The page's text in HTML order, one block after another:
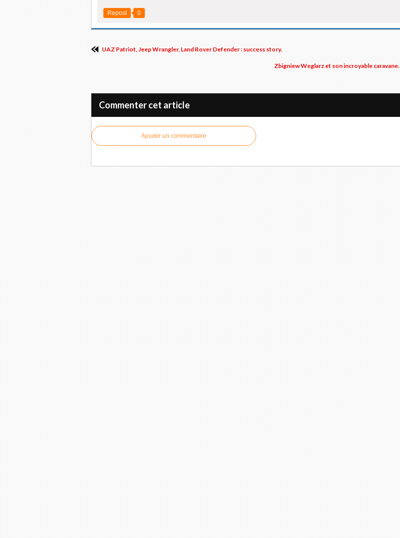
Repost 0
UAZ Patriot, Jeep Wrangler, Land Rover Defender : success story.
Zbigniew Weglarz et son incroyable caravane.
Commenter cet article
Ajouter un commentaire